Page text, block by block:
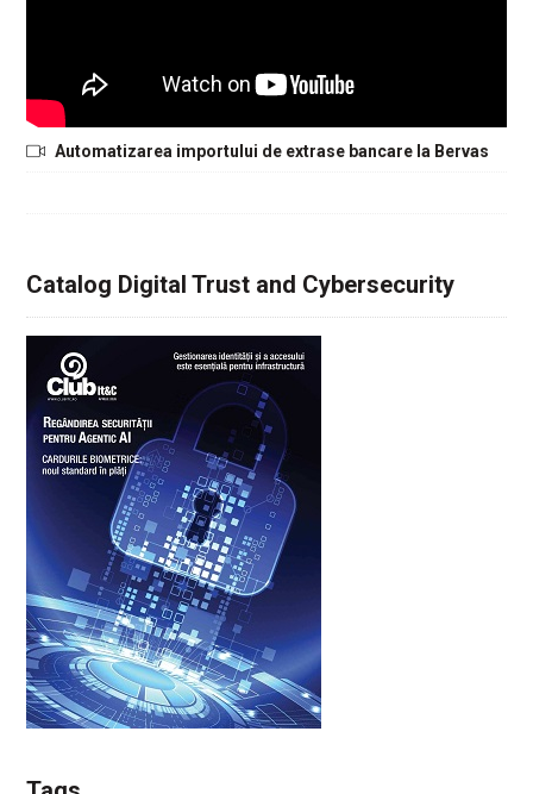
Automatizarea importului de extrase bancare la Bervas
Catalog Digital Trust and Cybersecurity